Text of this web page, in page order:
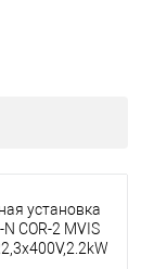
установка
COR-2 MVIS